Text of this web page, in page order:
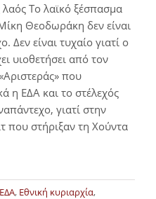
Το λαϊκό ξέσπασμα
Θεοδωράκη δεν είναι
Δεν είναι τυχαίο γιατί ο
υιοθετήσει από τον
που
η ΕΔΑ και το στέλεχός
γιατί στην
που στήριξαν τη Χούντα
ΕΔΑ, Εθνική κυριαρχία,